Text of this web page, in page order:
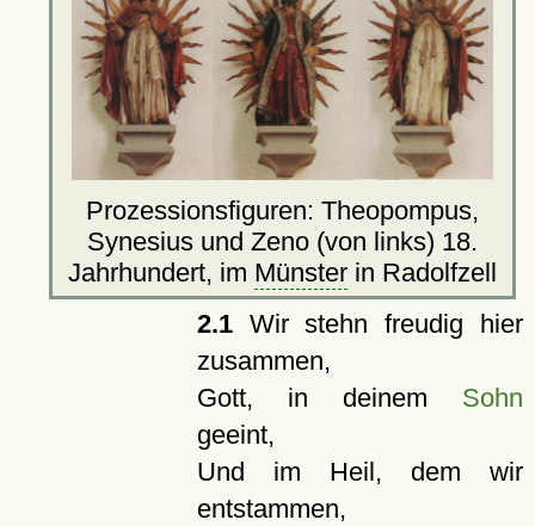
Prozessionsfiguren: Theopompus,
Synesius und Zeno (von links) 18.
Jahrhundert, im Münsterin Radolfzell
2.1Wir stehn freudig hier
zusammen,
Gott, in deinem Sohn
geeint,
Und im Heil, dem wir
entstammen,